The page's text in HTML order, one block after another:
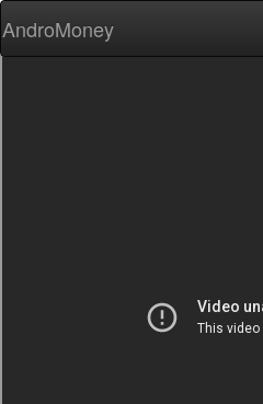
AndroMoney